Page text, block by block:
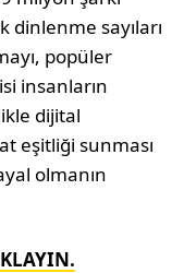
dinlenme sayıları
popüler
insanların
dijital
eşitliği sunması
olmanın